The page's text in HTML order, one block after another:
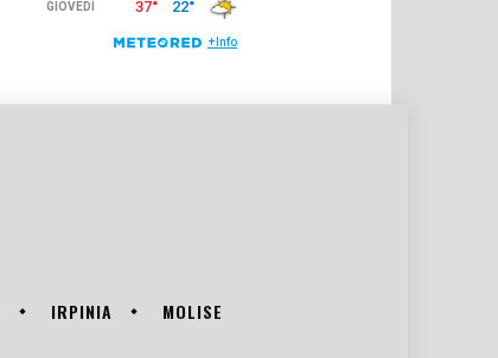
IRPINIA MOLISE